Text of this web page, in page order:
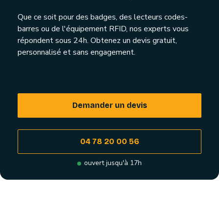
Que ce soit pour des badges, des lecteurs codes-
barres ou de l'équipement RFID, nos experts vous
répondent sous 24h. Obtenez un devis gratuit,
personnalisé et sans engagement.
Demander un devis
04 78 20 00 56
ouvert jusqu'à 17h